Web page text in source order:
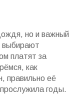
но и важный
выбирают
платят за
как
правильно её
годы.